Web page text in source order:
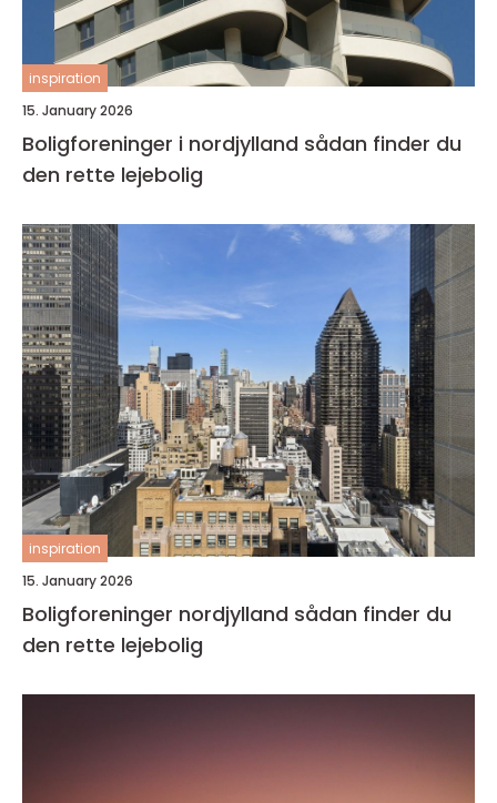
inspiration
15. January 2026
Boligforeninger i nordjylland sådan finder du
den rette lejebolig
inspiration
15. January 2026
Boligforeninger nordjylland sådan finder du
den rette lejebolig